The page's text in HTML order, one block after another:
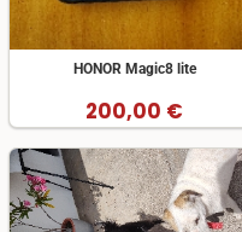
HONOR Magic8 lite
200,00 €